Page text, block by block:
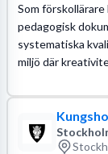
Som
pedagogisk
systematiska
miljö där